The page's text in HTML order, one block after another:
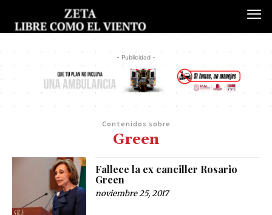
- Publicidad -
Contenidos sobre
Green
Fallece la ex canciller Rosario
Green
noviembre 25, 2017